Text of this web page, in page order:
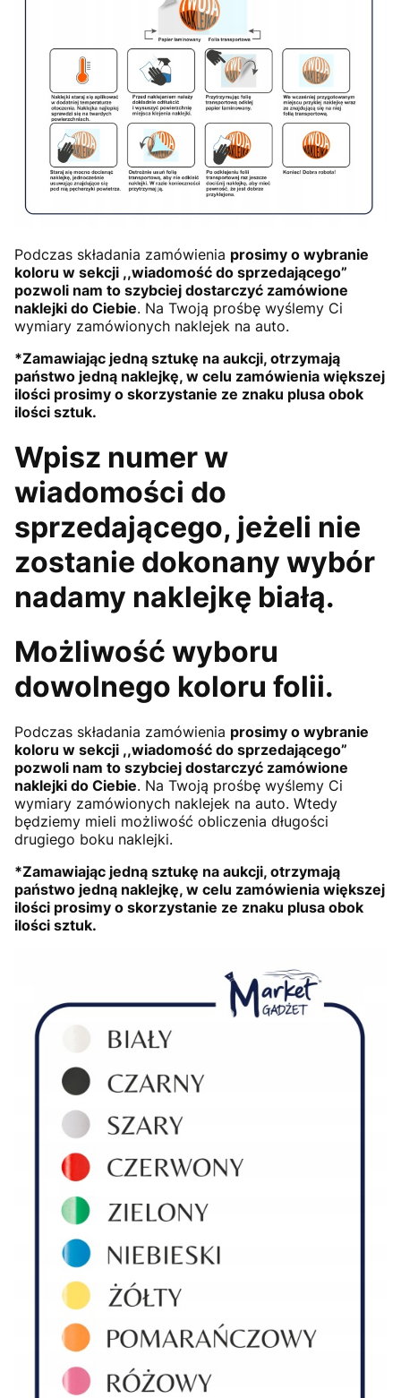
Podczas składania zamówienia prosimy o wybranie
koloru w sekcji ,,wiadomość do sprzedającego”
pozwoli nam to szybciej dostarczyć zamówione
naklejki do Ciebie. Na Twoją prośbę wyślemy Ci
wymiary zamówionych naklejek na auto.
*Zamawiając jedną sztukę na aukcji, otrzymają
państwo jedną naklejkę, w celu zamówienia większej
ilości prosimy o skorzystanie ze znaku plusa obok
ilości sztuk.
Wpisz numer w
wiadomości do
sprzedającego, jeżeli nie
zostanie dokonany wybór
nadamy naklejkę białą.
Możliwość wyboru
dowolnego koloru folii.
Podczas składania zamówienia prosimy o wybranie
koloru w sekcji ,,wiadomość do sprzedającego”
pozwoli nam to szybciej dostarczyć zamówione
naklejki do Ciebie. Na Twoją prośbę wyślemy Ci
wymiary zamówionych naklejek na auto. Wtedy
będziemy mieli możliwość obliczenia długości
drugiego boku naklejki.
*Zamawiając jedną sztukę na aukcji, otrzymają
państwo jedną naklejkę, w celu zamówienia większej
ilości prosimy o skorzystanie ze znaku plusa obok
ilości sztuk.